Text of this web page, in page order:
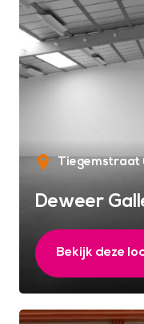
Tiegemstraat
Deweer
Bekijk deze